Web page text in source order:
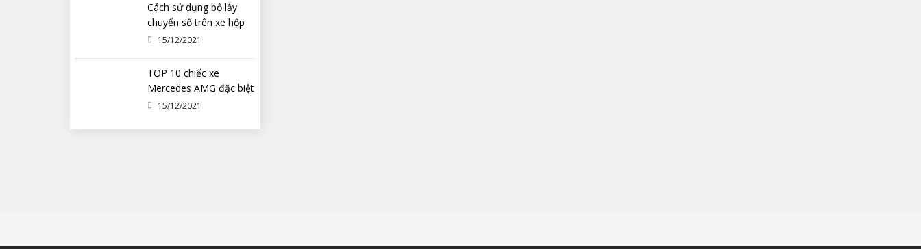
Cách sử dụng bộ lẫy
chuyển số trên xe hộp
số tự động ô tô
15/12/2021
TOP 10 chiếc xe
Mercedes AMG đặc biệt
nhất từng được chế tạo
15/12/2021